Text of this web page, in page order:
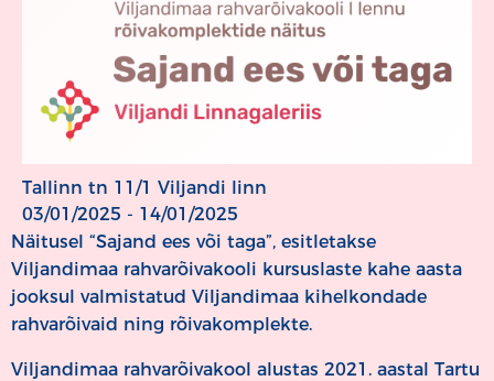
Tallinn tn 11/1 Viljandi linn
03/01/2025 - 14/01/2025
Näitusel “Sajand ees või taga”, esitletakse
Viljandimaa rahvarõivakooli kursuslaste kahe aasta
jooksul valmistatud Viljandimaa kihelkondade
rahvarõivaid ning rõivakomplekte.
Viljandimaa rahvarõivakool alustas 2021. aastal Tartu